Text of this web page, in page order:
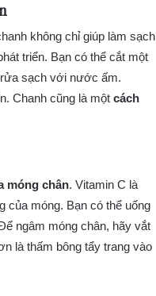
không chỉ giúp làm sạch
triển. Bạn có thể cắt một
rửa sạch với nước ấm.
Chanh cũng là một cách
móng chân. Vitamin C là
của móng. Bạn có thể uống
ngâm móng chân, hãy vắt
là thấm bông tẩy trang vào